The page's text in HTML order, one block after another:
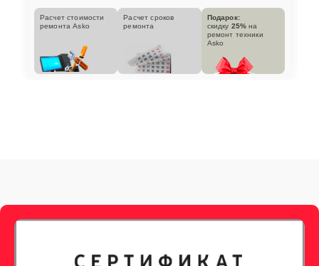
Расчет стоимости
ремонта Asko
Расчет сроков
ремонта
Подарок:
скидку 25% на
ремонт техники
Asko